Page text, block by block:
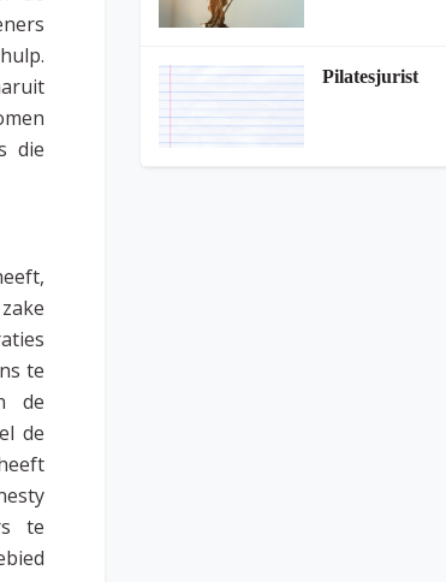
die
te
de
de
te
Pilatesjurist